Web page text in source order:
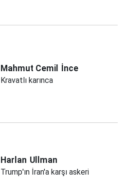
Mahmut Cemil İnce
Kravatlı karınca
Harlan Ullman
Trump'ın İran'a karşı askeri